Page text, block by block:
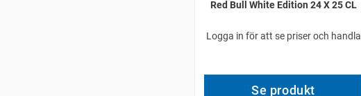
Red Bull White Edition 24 X 25 CL
Logga in för att se priser och handla
Se produkt